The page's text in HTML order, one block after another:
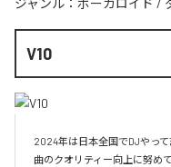
V10
2024年は日本全国でDJやって
曲のクオリティー向上に努め